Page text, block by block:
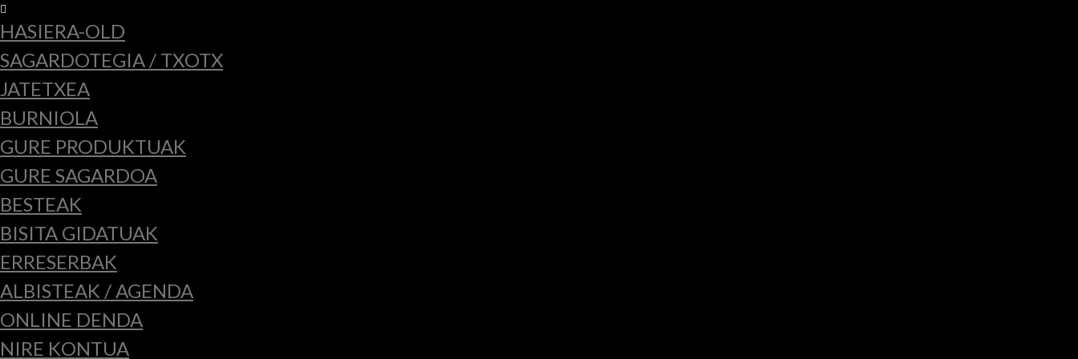
HASIERA-OLD
SAGARDOTEGIA / TXOTX
JATETXEA
BURNIOLA
GURE PRODUKTUAK
GURE SAGARDOA
BESTEAK
BISITA GIDATUAK
ERRESERBAK
ALBISTEAK / AGENDA
ONLINE DENDA
NIRE KONTUA